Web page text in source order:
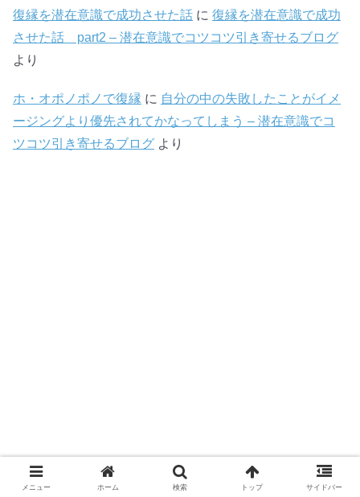
復縁を潜在意識で成功させた話 に 復縁を潜在意識で成功
させた話 part2 – 潜在意識でコツコツ引き寄せるブログ
より
ホ・オポノポノで復縁 に 自分の中の失敗したことがイメ
ージングより優先されてかなってしまう – 潜在意識でコ
ツコツ引き寄せるブログ より
メニュー ホーム 検索 トップ サイドバー